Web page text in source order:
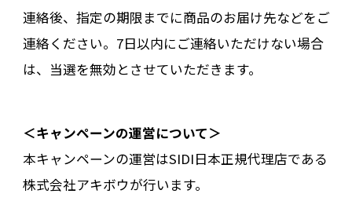
連絡後、指定の期限までに商品のお届け先などをご
連絡ください。7日以内にご連絡いただけない場合
は、当選を無効とさせていただきます。
＜キャンペーンの運営について＞
本キャンペーンの運営はSIDI日本正規代理店である
株式会社アキボウが行います。